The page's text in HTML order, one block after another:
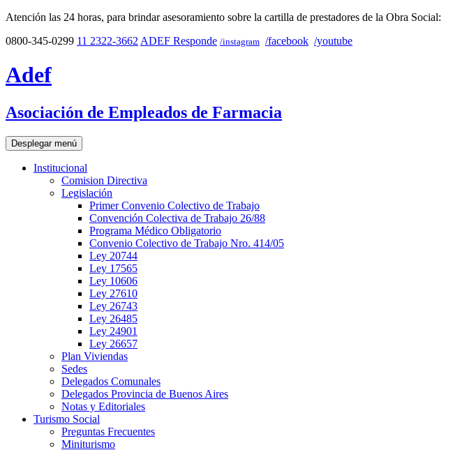
Atención las 24 horas, para brindar asesoramiento sobre la cartilla de prestadores de la Obra Social:
0800-345-0299 11 2322-3662 ADEF Responde /instagram /facebook /youtube
Adef
Asociación de Empleados de Farmacia
Desplegar menú
Institucional
Comision Directiva
Legislación
Primer Convenio Colectivo de Trabajo
Convención Colectiva de Trabajo 26/88
Programa Médico Obligatorio
Convenio Colectivo de Trabajo Nro. 414/05
Ley 20744
Ley 17565
Ley 10606
Ley 27610
Ley 26743
Ley 26485
Ley 24901
Ley 26657
Plan Viviendas
Sedes
Delegados Comunales
Delegados Provincia de Buenos Aires
Notas y Editoriales
Turismo Social
Preguntas Frecuentes
Miniturismo